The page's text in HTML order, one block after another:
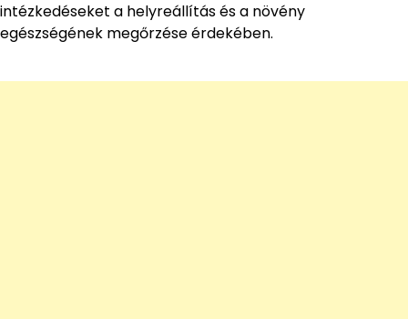
intézkedéseket a helyreállítás és a növény
egészségének megőrzése érdekében.